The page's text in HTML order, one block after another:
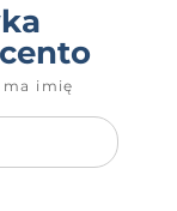
ma imię